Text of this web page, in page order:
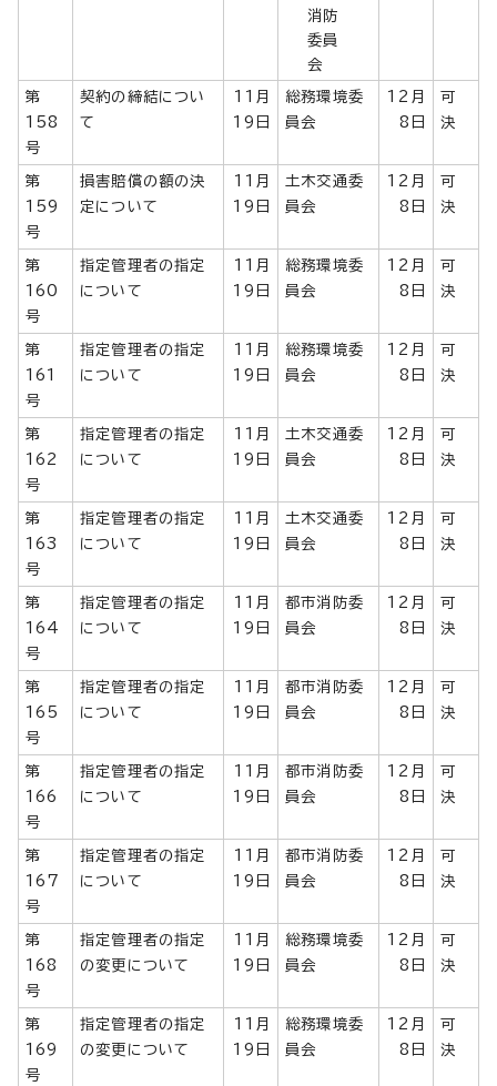
消防
委員
会
第
158
号
契約の締結につい
て
11月
19日
総務環境委
員会
12月
8日
可
決
第
159
号
損害賠償の額の決
定について
11月
19日
土木交通委
員会
12月
8日
可
決
第
160
号
指定管理者の指定
について
11月
19日
総務環境委
員会
12月
8日
可
決
第
161
号
指定管理者の指定
について
11月
19日
総務環境委
員会
12月
8日
可
決
第
162
号
指定管理者の指定
について
11月
19日
土木交通委
員会
12月
8日
可
決
第
163
号
指定管理者の指定
について
11月
19日
土木交通委
員会
12月
8日
可
決
第
164
号
指定管理者の指定
について
11月
19日
都市消防委
員会
12月
8日
可
決
第
165
号
指定管理者の指定
について
11月
19日
都市消防委
員会
12月
8日
可
決
第
166
号
指定管理者の指定
について
11月
19日
都市消防委
員会
12月
8日
可
決
第
167
号
指定管理者の指定
について
11月
19日
都市消防委
員会
12月
8日
可
決
第
168
号
指定管理者の指定
の変更について
11月
19日
総務環境委
員会
12月
8日
可
決
第
169
号
指定管理者の指定
の変更について
11月
19日
総務環境委
員会
12月
8日
可
決